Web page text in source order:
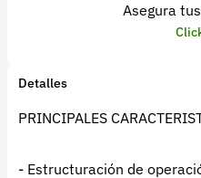
Asegura
Detalles
PRINCIPALES
- Estructuración de